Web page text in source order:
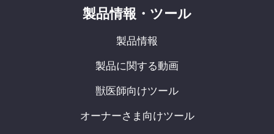
製品情報・ツール
製品情報
製品に関する動画
獣医師向けツール
オーナーさま向けツール